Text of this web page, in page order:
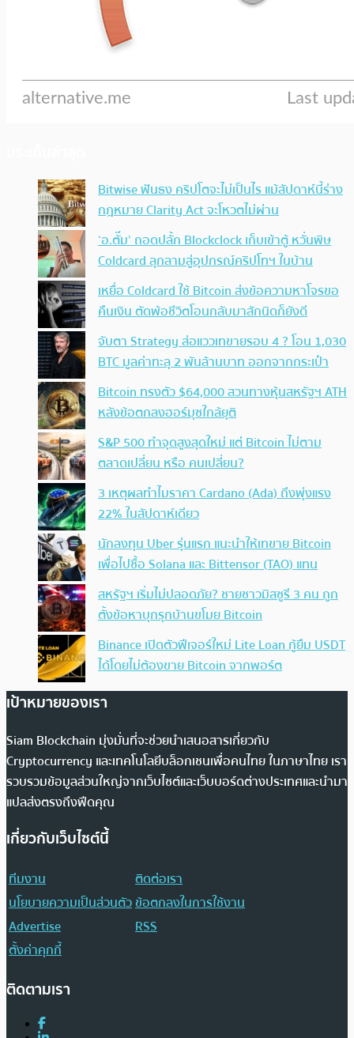
Bitwise ฟันธง คริปโตจะไม่เป็นไร แม้สัปดาห์นี้ร่าง
กฎหมาย Clarity Act จะโหวตไม่ผ่าน
‘อ.ตั๊ม’ ถอดปลั้ก Blockclock เก็บเข้าตู้ หวั่นพิษ
Coldcard ลุกลามสู่อุปกรณ์คริปโทฯ ในบ้าน
เหยื่อ Coldcard ใช้ Bitcoin ส่งข้อความหาโจรขอ
คืนเงิน ตัดพ้อชีวิตโอนกลับมาสักนิดก็ยังดี
จับตา Strategy ส่อแววเทขายรอบ 4 ? โอน 1,030
BTC มูลค่าทะลุ 2 พันล้านบาท ออกจากกระเป๋า
Bitcoin ทรงตัว $64,000 สวนทางหุ้นสหรัฐฯ ATH
หลังข้อตกลงฮอร์มุซใกล้ยุติ
S&P 500 ทำจุดสูงสุดใหม่ แต่ Bitcoin ไม่ตาม
ตลาดเปลี่ยน หรือ คนเปลี่ยน?
3 เหตุผลทำไมราคา Cardano (Ada) ถึงพุ่งแรง
22% ในสัปดาห์เดียว
นักลงทุน Uber รุ่นแรก แนะนำให้เทขาย Bitcoin
เพื่อไปซื้อ Solana และ Bittensor (TAO) แทน
สหรัฐฯ เริ่มไม่ปลอดภัย? ชายชาวมิสซูรี 3 คน ถูก
ตั้งข้อหาบุกรุกบ้านขโมย Bitcoin
Binance เปิดตัวฟีเจอร์ใหม่ Lite Loan กู้ยืม USDT
ได้โดยไม่ต้องขาย Bitcoin จากพอร์ต
เป้าหมายของเรา
Siam Blockchain มุ่งมั่นที่จะช่วยนำเสนอสารเกี่ยวกับ
Cryptocurrency และเทคโนโลยีบล็อกเชนเพื่อคนไทย ในภาษาไทย เรา
รวบรวมข้อมูลส่วนใหญ่จากเว็บไซต์และเว็บบอร์ดต่างประเทศและนำมา
แปลส่งตรงถึงฟีดคุณ
เกี่ยวกับเว็บไซต์นี้
ทีมงาน
ติดต่อเรา
นโยบายความเป็นส่วนตัวข้อตกลงในการใช้งาน
Advertise
RSS
ตั้งค่าคุกกี้
ติดตามเรา